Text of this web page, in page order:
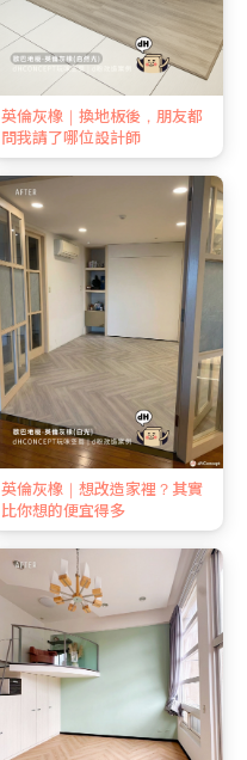
英倫灰橡｜換地板後，朋友都
問我請了哪位設計師
英倫灰橡｜想改造家裡？其實
比你想的便宜得多